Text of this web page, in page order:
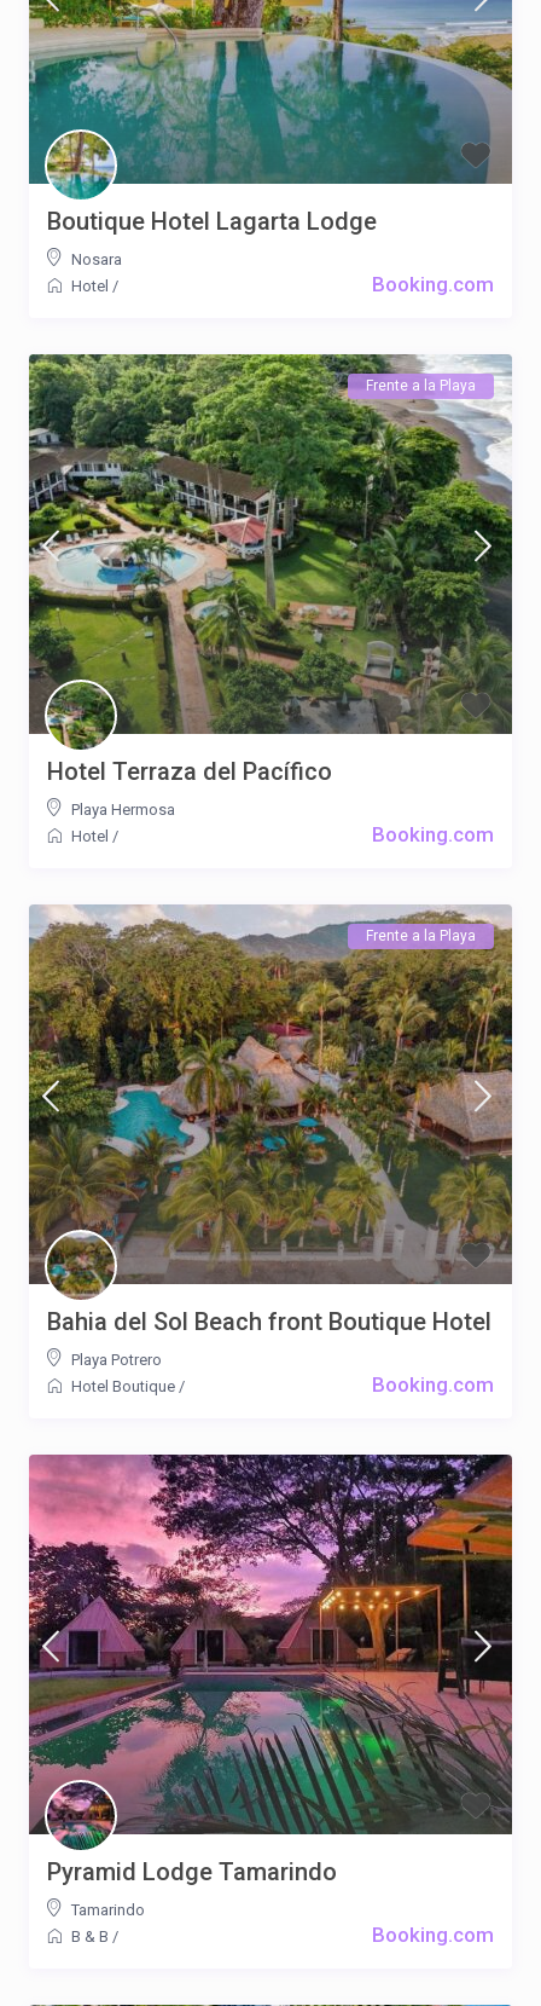
Booking.com
Boutique Hotel Lagarta Lodge
Nosara
Hotel /
Frente a la Playa
Booking.com
Hotel Terraza del Pacífico
Playa Hermosa
Hotel /
Frente a la Playa
Booking.com
Bahia del Sol Beach front Boutique Hotel
Playa Potrero
Hotel Boutique /
Booking.com
Pyramid Lodge Tamarindo
Tamarindo
B & B /